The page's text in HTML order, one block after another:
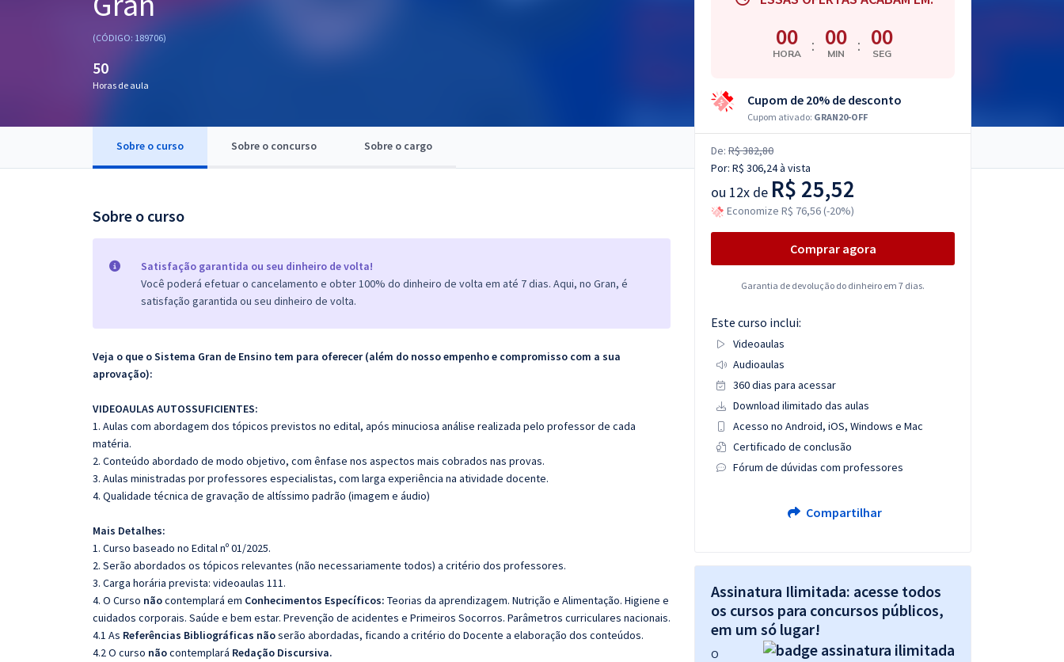
Questões grátis
(CÓDIGO: 189706)
50
Horas de aula
Sobre o curso Sobre o concurso Sobre o cargo
Sobre o curso
Satisfação garantida ou seu dinheiro de volta!
Você poderá efetuar o cancelamento e obter 100% do dinheiro de volta em até 7 dias. Aqui, no Gran, é
satisfação garantida ou seu dinheiro de volta.
Veja o que o Sistema Gran de Ensino tem para oferecer (além do nosso empenho e compromisso com a sua
aprovação):
VIDEOAULAS AUTOSSUFICIENTES:
1. Aulas com abordagem dos tópicos previstos no edital, após minuciosa análise realizada pelo professor de cada
matéria.
2. Conteúdo abordado de modo objetivo, com ênfase nos aspectos mais cobrados nas provas.
3. Aulas ministradas por professores especialistas, com larga experiência na atividade docente.
4. Qualidade técnica de gravação de altíssimo padrão (imagem e áudio)
Mais Detalhes:
1. Curso baseado no Edital nº 01/2025.
2. Serão abordados os tópicos relevantes (não necessariamente todos) a critério dos professores.
3. Carga horária prevista: videoaulas 111.
4. O Curso nãocontemplará em Conhecimentos Específicos: Teorias da aprendizagem. Nutrição e Alimentação. Higiene e
cuidados corporais. Saúde e bem estar. Prevenção de acidentes e Primeiros Socorros. Parâmetros curriculares nacionais.
4.1 As Referências Bibliográficas nãoserão abordadas, ficando a critério do Docente a elaboração dos conteúdos.
4.2 O curso nãocontemplará Redação Discursiva.
00
HORA : 00
MIN : 00
SEG
Cupom de 20% de desconto
Cupom ativado: GRAN20-OFF
De: R$ 382,80
Por: R$ 306,24à vista
ou 12x de R$ 25,52
Economize R$ 76,56 (-20%)
Comprar agora
Garantia de devolução do dinheiro em 7 dias.
Este curso inclui:
Videoaulas
Audioaulas
360 dias para acessar
Download ilimitado das aulas
Acesso no Android, iOS, Windows e Mac
Certificado de conclusão
Fórum de dúvidas com professores
Compartilhar
Assinatura Ilimitada: acesse todos
os cursos para concursos públicos,
em um só lugar!
O